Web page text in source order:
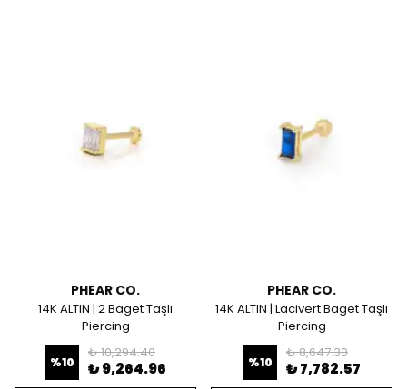
PHEAR CO.
14K ALTIN | 2 Baget Taşlı
Piercing
%10
₺ 10,294.40
₺ 9,264.96
PHEAR CO.
14K ALTIN | Lacivert Baget Taşlı
Piercing
%10
₺ 8,647.30
₺ 7,782.57